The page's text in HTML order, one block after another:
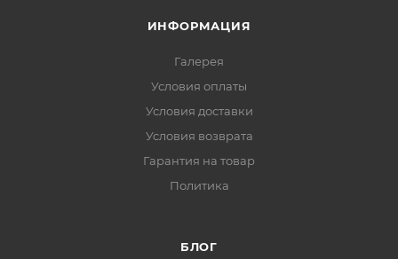
ИНФОРМАЦИЯ
Галерея
Условия оплаты
Условия доставки
Условия возврата
Гарантия на товар
Политика
БЛОГ